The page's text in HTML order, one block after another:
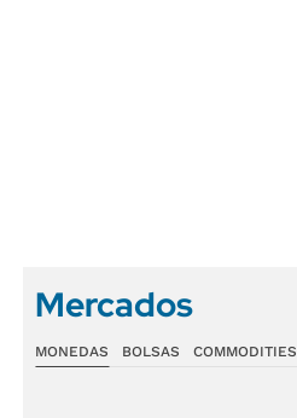
Mercados
MONEDAS BOLSAS COMMODITIES